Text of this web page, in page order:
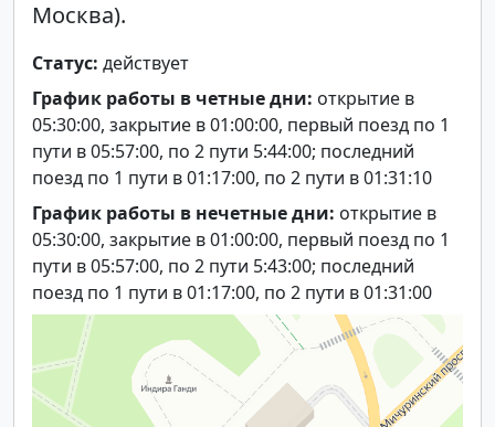
Москва).
Статус: действует
График работы в четные дни: открытие в
05:30:00, закрытие в 01:00:00, первый поезд по 1
пути в 05:57:00, по 2 пути 5:44:00; последний
поезд по 1 пути в 01:17:00, по 2 пути в 01:31:10
График работы в нечетные дни: открытие в
05:30:00, закрытие в 01:00:00, первый поезд по 1
пути в 05:57:00, по 2 пути 5:43:00; последний
поезд по 1 пути в 01:17:00, по 2 пути в 01:31:00